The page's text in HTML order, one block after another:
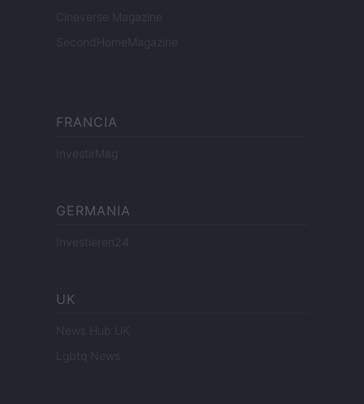
Cineverse Magazine
SecondHomeMagazine
FRANCIA
InvestirMag
GERMANIA
Investieren24
UK
News Hub UK
Lgbtq News